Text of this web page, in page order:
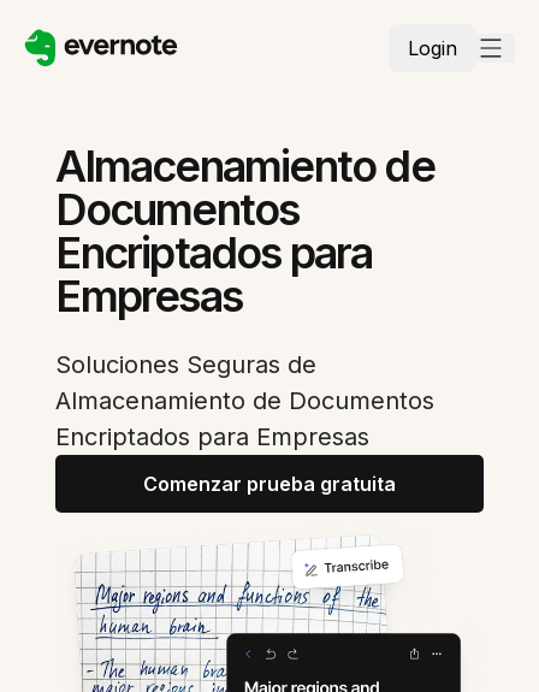
Login
Almacenamiento de
Documentos
Encriptados para
Empresas
Soluciones Seguras de
Almacenamiento de Documentos
Encriptados para Empresas
Comenzar prueba gratuita